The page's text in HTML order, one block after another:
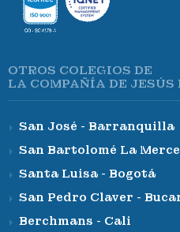
OTROS COLEGIOS DE
LA COMPAÑÍA DE JESÚS
San José - Barranquilla
San Bartolomé La
Santa Luisa - Bogotá
San Pedro Claver -
Berchmans - Cali